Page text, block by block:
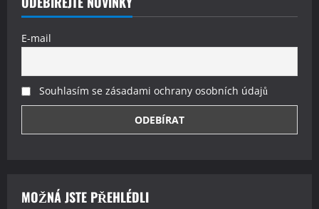
E-mail
Souhlasím se zásadami ochrany osobních údajů
MOŽNÁ JSTE PŘEHLÉDLI